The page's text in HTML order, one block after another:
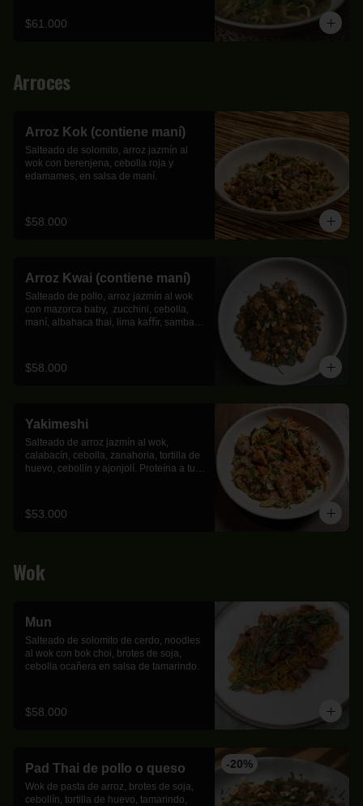
$61.000
Arroces
Arroz Kok (contiene maní)
Salteado de solomito, arroz jazmín al
wok con berenjena, cebolla roja y
edamames, en salsa de maní.
$58.000
Arroz Kwai (contiene maní)
Salteado de pollo, arroz jazmín al wok
con mazorca baby,  zucchini, cebolla,
maní, albahaca thai, lima kaﬃr, sambal
$58.000
Yakimeshi
Salteado de arroz jazmín al wok,
calabacín, cebolla, zanahoria, tortilla de
huevo, cebollín y ajonjolí. Proteína a tu
$53.000
Wok
Mun
Salteado de solomito de cerdo, noodles
al wok con bok choi, brotes de soja,
cebolla ocañera en salsa de tamarindo.
$58.000
-20%
Pad Thai de pollo o queso
Wok de pasta de arroz, brotes de soja,
cebollín, tortilla de huevo, tamarindo,